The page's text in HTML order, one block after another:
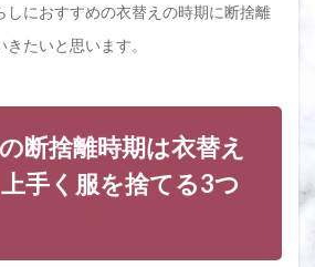
しにおすすめの衣替えの時期に断捨離
たいと思います。
断捨離時期は衣替え
手く服を捨てる3つ